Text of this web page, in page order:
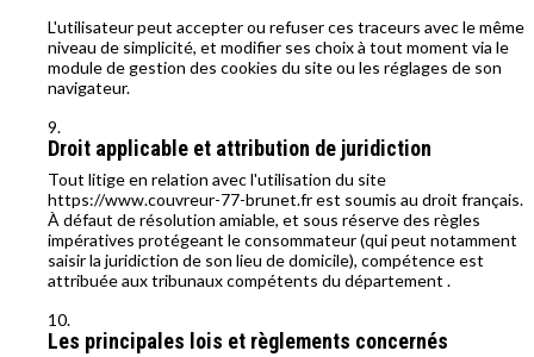
L'utilisateur peut accepter ou refuser ces traceurs avec le même
niveau de simplicité, et modifier ses choix à tout moment via le
module de gestion des cookies du site ou les réglages de son
navigateur.
Droit applicable et attribution de juridiction
Tout litige en relation avec l'utilisation du site
https://www.couvreur-77-brunet.fr est soumis au droit français.
À défaut de résolution amiable, et sous réserve des règles
impératives protégeant le consommateur (qui peut notamment
saisir la juridiction de son lieu de domicile), compétence est
attribuée aux tribunaux compétents du département .
Les principales lois et règlements concernés